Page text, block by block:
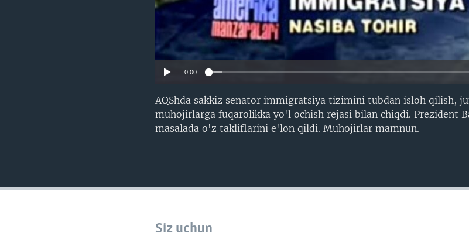
0:00
AQShda sakkiz senator immigratsiya tizimini tubdan isloh qilish,
muhojirlarga fuqarolikka yo'l ochish rejasi bilan chiqdi. Prezident
masalada o'z takliflarini e'lon qildi. Muhojirlar mamnun.
Siz uchun